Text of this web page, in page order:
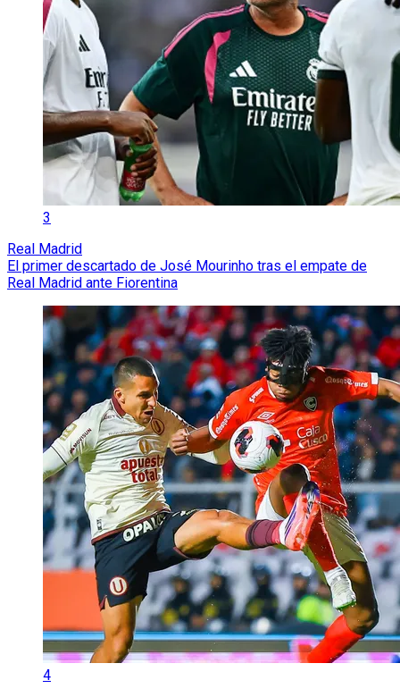
3
Real Madrid
El primer descartado de José Mourinho tras el empate de
Real Madrid ante Fiorentina
4